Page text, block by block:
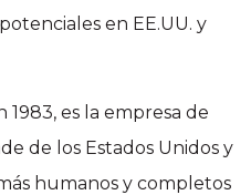
en EE.UU. y
es la empresa de
de los Estados Unidos y
humanos y completos